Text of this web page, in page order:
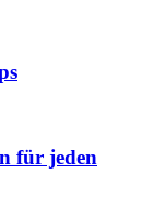
für jeden